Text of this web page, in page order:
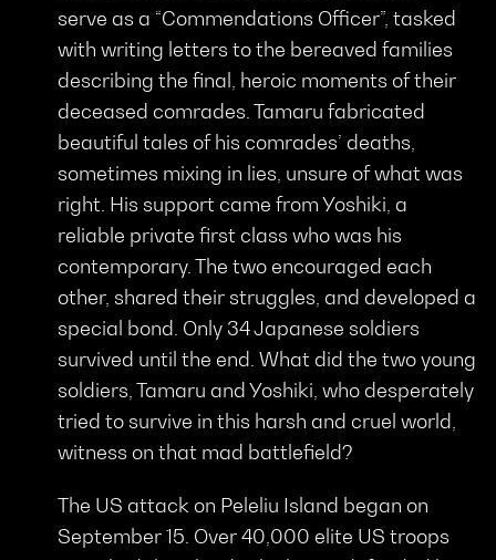
serve as a “Commendations Officer”, tasked
with writing letters to the bereaved families
describing the final, heroic moments of their
deceased comrades. Tamaru fabricated
beautiful tales of his comrades’ deaths,
sometimes mixing in lies, unsure of what was
right. His support came from Yoshiki, a
reliable private first class who was his
contemporary. The two encouraged each
other, shared their struggles, and developed a
special bond. Only 34 Japanese soldiers
survived until the end. What did the two young
soldiers, Tamaru and Yoshiki, who desperately
tried to survive in this harsh and cruel world,
witness on that mad battlefield?
The US attack on Peleliu Island began on
September 15. Over 40,000 elite US troops